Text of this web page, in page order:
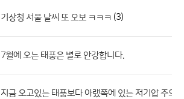
기상청 서울 날씨 또 오보 ㅋㅋㅋ (3)
7월에 오는 태풍은 별로 안강합니다.
지금 오고있는 태풍보다 아랬쪽에 있는 저기압 주의